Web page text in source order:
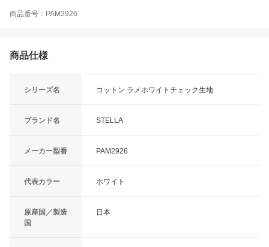
商品番号：PAM2926
商品仕様
シリーズ名 コットン ラメホワイトチェック生地
ブランド名 STELLA
メーカー型番 PAM2926
代表カラー ホワイト
原産国／製造
国
日本